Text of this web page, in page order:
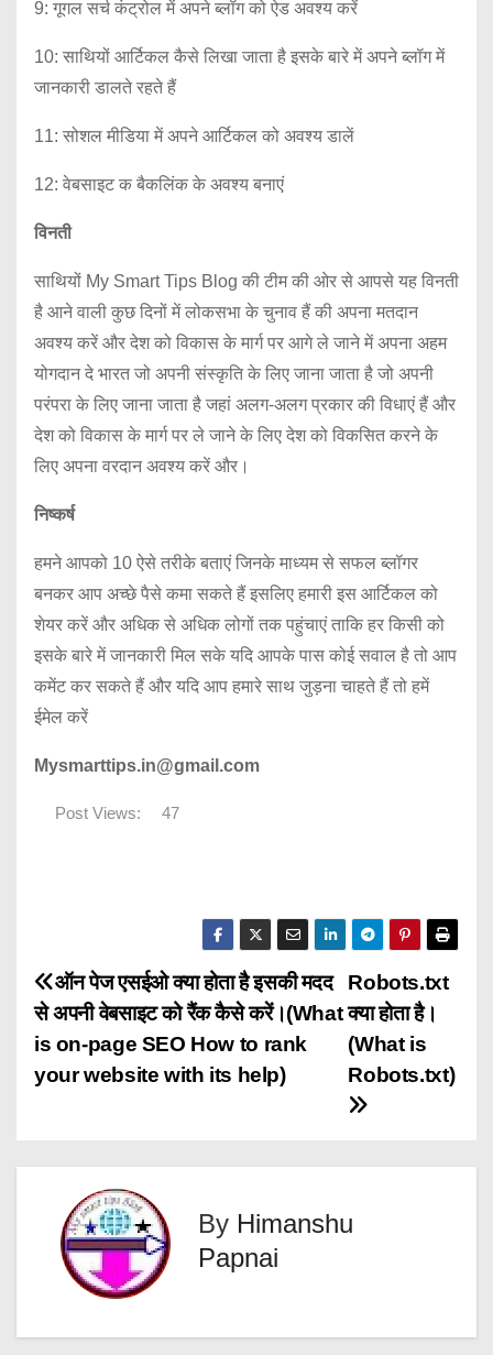
9: गूगल सर्च कंट्रोल में अपने ब्लॉग को ऐड अवश्य करें
10: साथियों आर्टिकल कैसे लिखा जाता है इसके बारे में अपने ब्लॉग में
जानकारी डालते रहते हैं
11: सोशल मीडिया में अपने आर्टिकल को अवश्य डालें
12: वेबसाइट क बैकलिंक के अवश्य बनाएं
विनती
साथियों My Smart Tips Blog की टीम की ओर से आपसे यह विनती
है आने वाली कुछ दिनों में लोकसभा के चुनाव हैं की अपना मतदान
अवश्य करें और देश को विकास के मार्ग पर आगे ले जाने में अपना अहम
योगदान दे भारत जो अपनी संस्कृति के लिए जाना जाता है जो अपनी
परंपरा के लिए जाना जाता है जहां अलग-अलग प्रकार की विधाएं हैं और
देश को विकास के मार्ग पर ले जाने के लिए देश को विकसित करने के
लिए अपना वरदान अवश्य करें और।
निष्कर्ष
हमने आपको 10 ऐसे तरीके बताएं जिनके माध्यम से सफल ब्लॉगर
बनकर आप अच्छे पैसे कमा सकते हैं इसलिए हमारी इस आर्टिकल को
शेयर करें और अधिक से अधिक लोगों तक पहुंचाएं ताकि हर किसी को
इसके बारे में जानकारी मिल सके यदि आपके पास कोई सवाल है तो आप
कमेंट कर सकते हैं और यदि आप हमारे साथ जुड़ना चाहते हैं तो हमें
ईमेल करें
Mysmarttips.in@gmail.com
Post Views: 47
P
o
s
n
Robots.txt
क्या होता है।
(What is
Robots.txt)
ऑन पेज एसईओ क्या होता है इसकी मदद
से अपनी वेबसाइट को रैंक कैसे करें।(What
is on-page SEO How to rank
your website with its help)
By Himanshu
Papnai